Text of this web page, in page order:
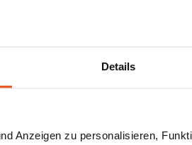
Details
Anzeigen zu personalisieren,